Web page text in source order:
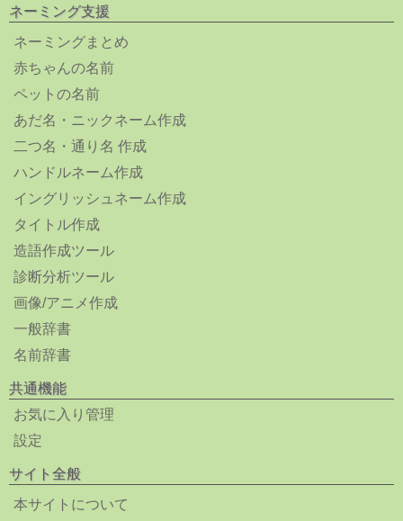
ネーミング支援
ネーミングまとめ
赤ちゃんの名前
ペットの名前
あだ名・ニックネーム作成
二つ名・通り名 作成
ハンドルネーム作成
イングリッシュネーム作成
タイトル作成
造語作成ツール
診断分析ツール
画像/アニメ作成
一般辞書
名前辞書
共通機能
お気に入り管理
設定
サイト全般
本サイトについて